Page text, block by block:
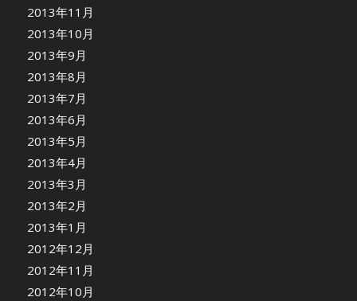
2013年11月
2013年10月
2013年9月
2013年8月
2013年7月
2013年6月
2013年5月
2013年4月
2013年3月
2013年2月
2013年1月
2012年12月
2012年11月
2012年10月